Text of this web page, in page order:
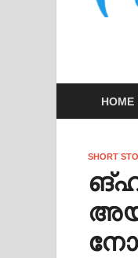
HOME
SHORT